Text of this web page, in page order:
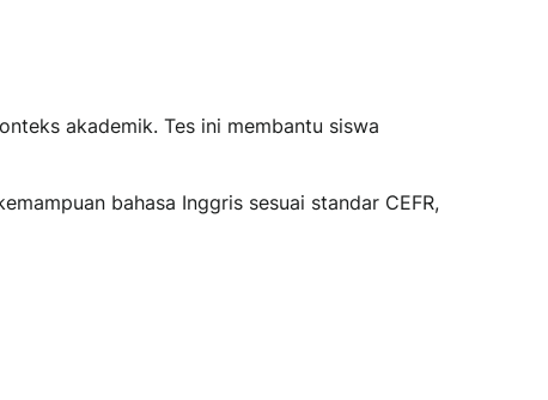
akademik. Tes ini membantu siswa
bahasa Inggris sesuai standar CEFR,